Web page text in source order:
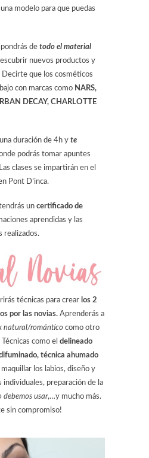
modelo para que puedas
de todo el material
nuevos productos y
que los cosméticos
con marcas como NARS,
DECAY, CHARLOTTE
duración de 4h y te
podrás tomar apuntes
clases se impartirán en el
Pont D’inca.
un certificado de
aprendidas y las
realizados.
técnicas para crear los 2
por las novias. Aprenderás a
natural/románticocomo otro
Técnicas como el delineado
técnica ahumado
los labios, diseño y
individuales, preparación de la
debemos usar,…y mucho más.
sin compromiso!